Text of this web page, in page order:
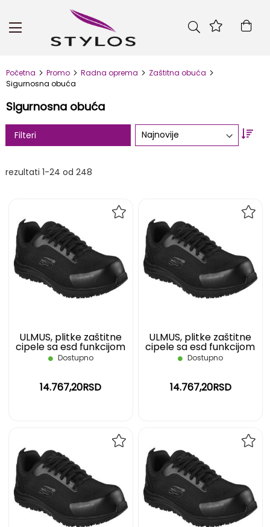
Skip
Početna Promo Radna oprema
Zaštitna obuća
Sigurnosna obuća
Sigurnosna obuća
rezultati 1-24 od 248
Set
ULMUS, plitke zaštitne
cipele sa esd funkcijom
s3 src, crne, 40
Dostupno
14.767,20RSD
DODAJ
LISTU
ŽELJA
ULMUS, plitke zaštitne
cipele sa esd funkcijom
s3 src, crne, 41
Dostupno
14.767,20RSD
DODAJ
LISTU
ŽELJA
Filteri